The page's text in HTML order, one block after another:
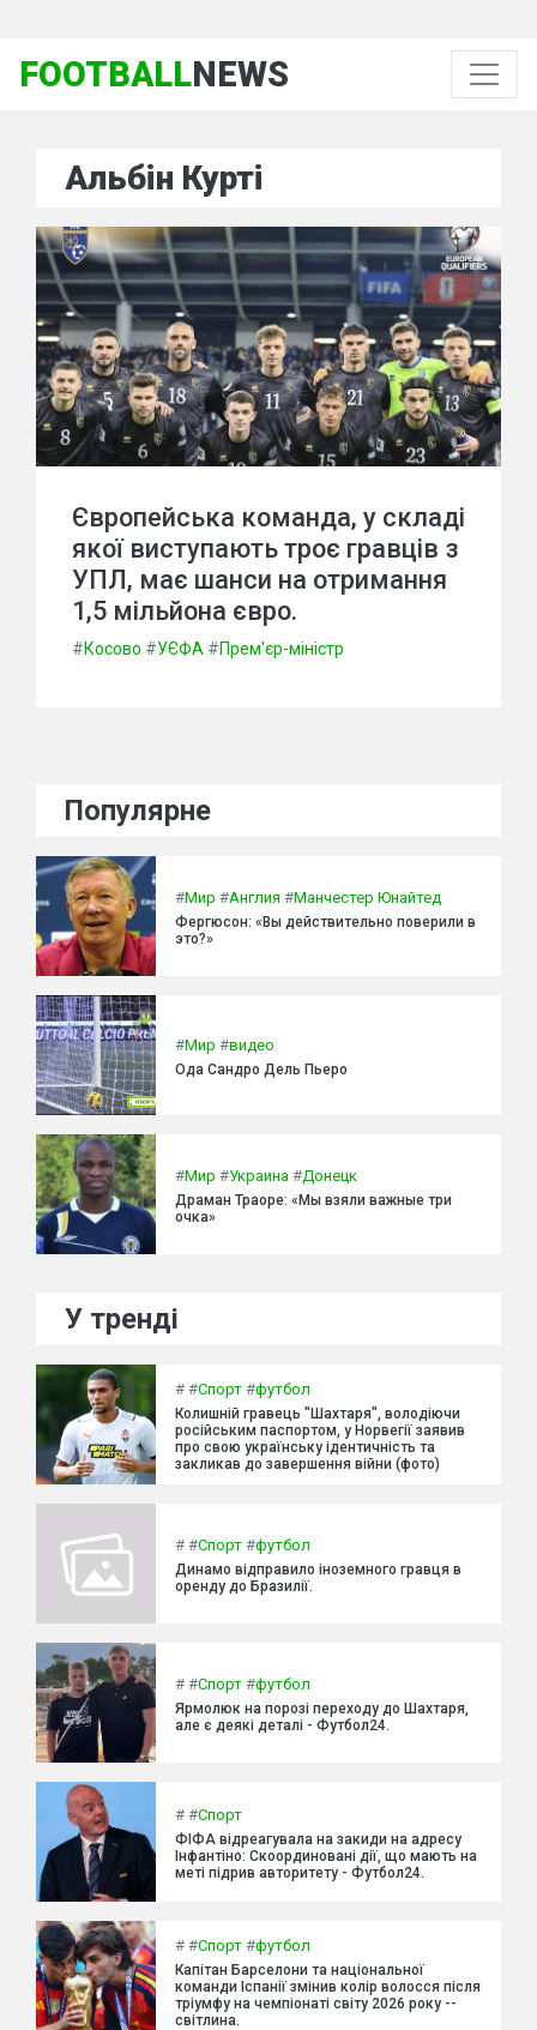
FOOTBALLNEWS
Альбін Курті
Європейська команда, у складі
якої виступають троє гравців з
УПЛ, має шанси на отримання
1,5 мільйона євро.
#Косово #УЄФА #Прем'єр-міністр
Популярне
#Мир #Англия #Манчестер Юнайтед
Фергюсон: «Вы действительно поверили в
это?»
#Мир #видео
Ода Сандро Дель Пьеро
#Мир #Украина #Донецк
Драман Траоре: «Мы взяли важные три
очка»
У тренді
# #Спорт #футбол
Колишній гравець "Шахтаря", володіючи
російським паспортом, у Норвегії заявив
про свою українську ідентичність та
закликав до завершення війни (фото)
# #Спорт #футбол
Динамо відправило іноземного гравця в
оренду до Бразилії.
# #Спорт #футбол
Ярмолюк на порозі переходу до Шахтаря,
але є деякі деталі - Футбол24.
# #Спорт
ФІФА відреагувала на закиди на адресу
Інфантіно: Скоординовані дії, що мають на
меті підрив авторитету - Футбол24.
# #Спорт #футбол
Капітан Барселони та національної
команди Іспанії змінив колір волосся після
тріумфу на чемпіонаті світу 2026 року --
світлина.